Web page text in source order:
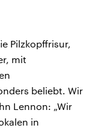
Pilzkopffrisur,
mit
beliebt. Wir
Lennon: „Wir
in